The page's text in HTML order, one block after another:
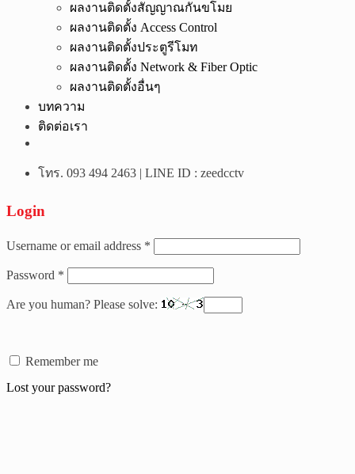
ผลงานติดตั้งสัญญาณกันขโมย
ผลงานติดตั้ง Access Control
ผลงานติดตั้งประตูรีโมท
ผลงานติดตั้ง Network & Fiber Optic
ผลงานติดตั้งอื่นๆ
บทความ
ติดต่อเรา
โทร. 093 494 2463 | LINE ID : zeedcctv
Login
Username or email address *
Password *
Are you human? Please solve:
Remember me
Lost your password?